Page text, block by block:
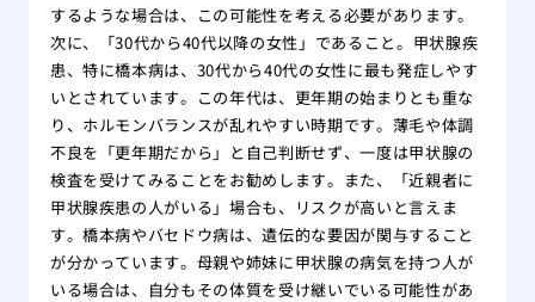
するような場合は、この可能性を考える必要があります。
次に、「30代から40代以降の女性」であること。甲状腺疾
患、特に橋本病は、30代から40代の女性に最も発症しやす
いとされています。この年代は、更年期の始まりとも重な
り、ホルモンバランスが乱れやすい時期です。薄毛や体調
不良を「更年期だから」と自己判断せず、一度は甲状腺の
検査を受けてみることをお勧めします。また、「近親者に
甲状腺疾患の人がいる」場合も、リスクが高いと言えま
す。橋本病やバセドウ病は、遺伝的な要因が関与すること
が分かっています。母親や姉妹に甲状腺の病気を持つ人が
いる場合は、自分もその体質を受け継いでいる可能性があ